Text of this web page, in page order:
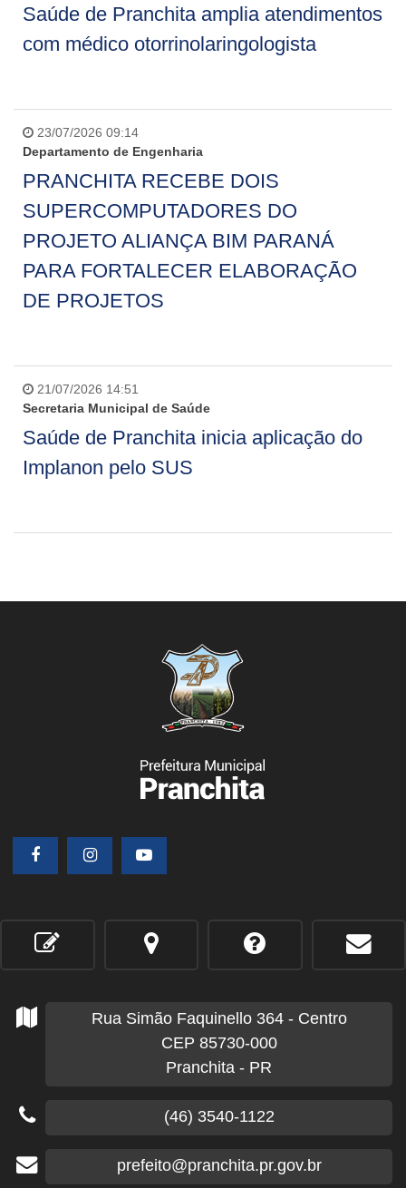
Saúde de Pranchita amplia atendimentos
com médico otorrinolaringologista
23/07/2026 09:14
Departamento de Engenharia
PRANCHITA RECEBE DOIS
SUPERCOMPUTADORES DO
PROJETO ALIANÇA BIM PARANÁ
PARA FORTALECER ELABORAÇÃO
DE PROJETOS
21/07/2026 14:51
Secretaria Municipal de Saúde
Saúde de Pranchita inicia aplicação do
Implanon pelo SUS
Rua Simão Faquinello 364 - Centro
CEP 85730-000
Pranchita - PR
(46) 3540-1122
prefeito@pranchita.pr.gov.br